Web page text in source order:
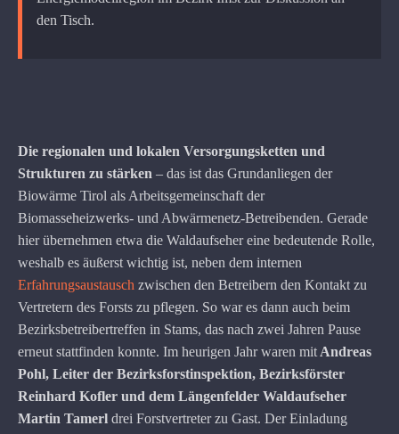
den Tisch.
Die regionalen und lokalen Versorgungsketten und
Strukturen zu stärken – das ist das Grundanliegen der
Biowärme Tirol als Arbeitsgemeinschaft der
Biomasseheizwerks- und Abwärmenetz-Betreibenden. Gerade
hier übernehmen etwa die Waldaufseher eine bedeutende Rolle,
weshalb es äußerst wichtig ist, neben dem internen
Erfahrungsaustausch zwischen den Betreibern den Kontakt zu
Vertretern des Forsts zu pflegen. So war es dann auch beim
Bezirksbetreibertreffen in Stams, das nach zwei Jahren Pause
erneut stattfinden konnte. Im heurigen Jahr waren mit Andreas
Pohl, Leiter der Bezirksforstinspektion, Bezirksförster
Reinhard Kofler und dem Längenfelder Waldaufseher
Martin Tamerl drei Forstvertreter zu Gast. Der Einladung